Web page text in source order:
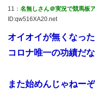
11： 名無しさん＠実況で競馬板
ID:qw516XA20.net
オイオイが無くなっ
コロナ唯一の功績だな
また始めんじゃねー